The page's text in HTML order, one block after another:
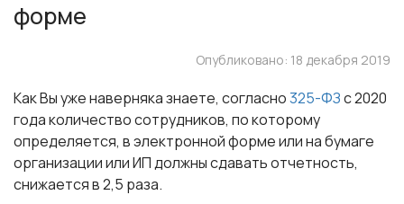
форме
Опубликовано: 18 декабря 2019
Как Вы уже наверняка знаете, согласно325-ФЗс 2020
года количество сотрудников, по которому
определяется, в электронной форме или на бумаге
организации или ИП должны сдавать отчетность,
снижается в 2,5 раза.